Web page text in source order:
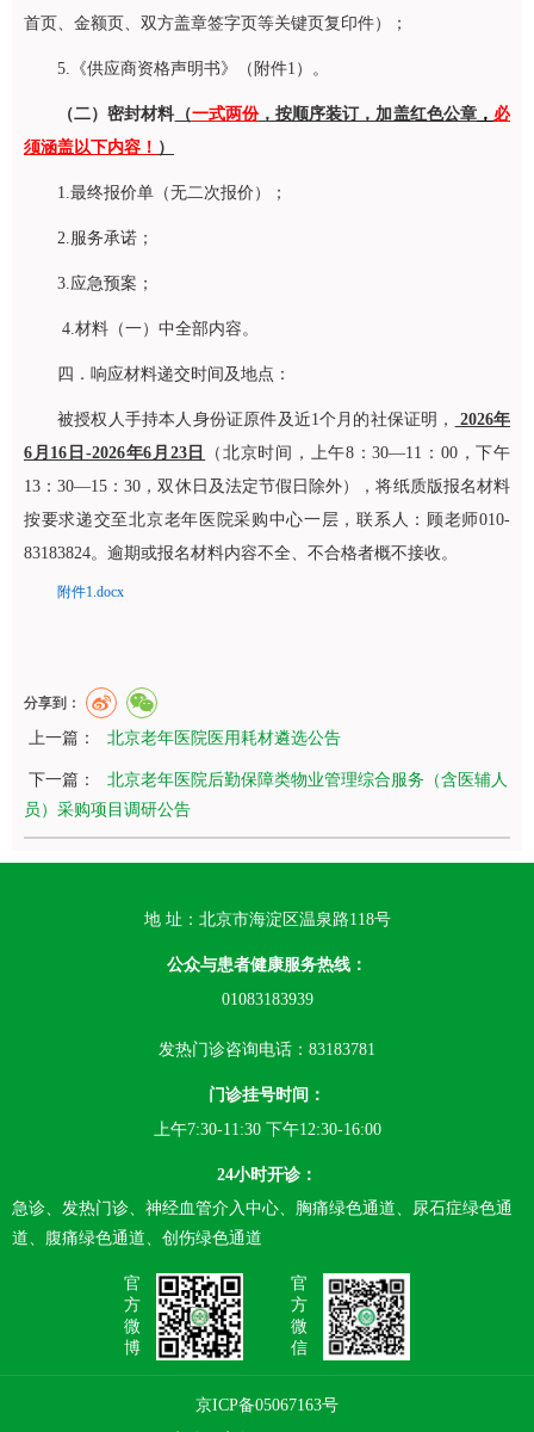
首页、金额页、双方盖章签字页等关键页复印件）；
5.《供应商资格声明书》（附件1）。
（二）密封材料 （一式两份，按顺序装订，加盖红色公章， 必
须涵盖以下内容！ ）
1.最终报价单（无二次报价）；
2.服务承诺；
3.应急预案；
4.材料（一）中全部内容。
四．响应材料递交时间及地点：
被授权人手持本人身份证原件及近1个月的社保证明，
2026年
6月16日-2026年6月23日
（北京时间，上午8：30—11：00，下午
13：30—15：30，双休日及法定节假日除外），将纸质版报名材料
按要求递交至北京老年医院采购中心一层，联系人：顾老师010-
83183824。逾期或报名材料内容不全、不合格者概不接收。
附件1.docx
分享到：
上一篇： 北京老年医院医用耗材遴选公告
下一篇：
北京老年医院后勤保障类物业管理综合服务（含医辅人
员）采购项目调研公告
地 址：北京市海淀区温泉路118号
公众与患者健康服务热线：
01083183939
发热门诊咨询电话：83183781
门诊挂号时间：
上午7:30-11:30 下午12:30-16:00
24小时开诊：
急诊、发热门诊、神经血管介入中心、胸痛绿色通道、尿石症绿色通
道、腹痛绿色通道、创伤绿色通道
官
方
微
博
官
方
微
信
京ICP备05067163号